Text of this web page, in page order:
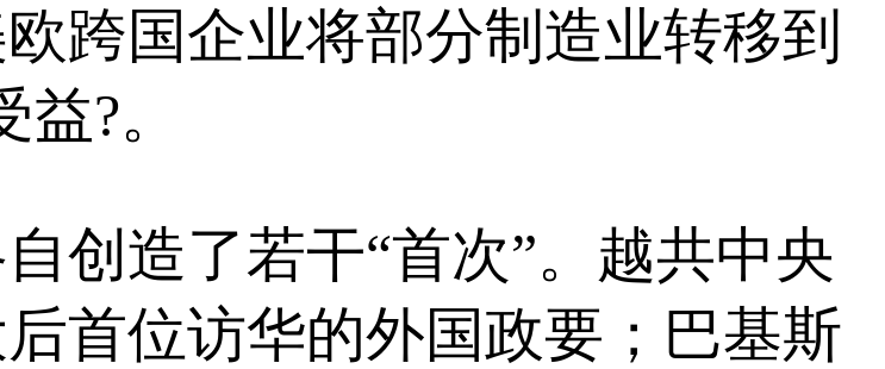
跨国企业将部分制造业转移到
?。
造了若干“首次”。越共中央
首位访华的外国政要；巴基斯